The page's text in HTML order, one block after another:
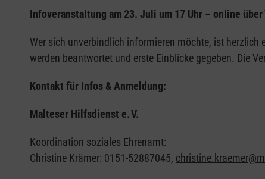
Infoveranstaltung am 23. Juli um 17 Uhr – online über
Wer sich unverbindlich informieren möchte, ist herzlich
werden beantwortet und erste Einblicke gegeben. Die
Kontakt für Infos & Anmeldung:
Malteser Hilfsdienst e.V.
Koordination soziales Ehrenamt:
Christine Krämer: 0151-52887045,